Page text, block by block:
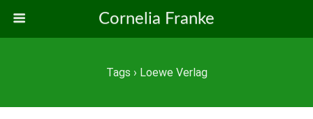
Cornelia Franke
Tags › Loewe Verlag